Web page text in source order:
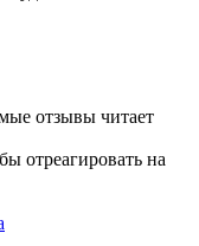
отзывы читает
отреагировать на